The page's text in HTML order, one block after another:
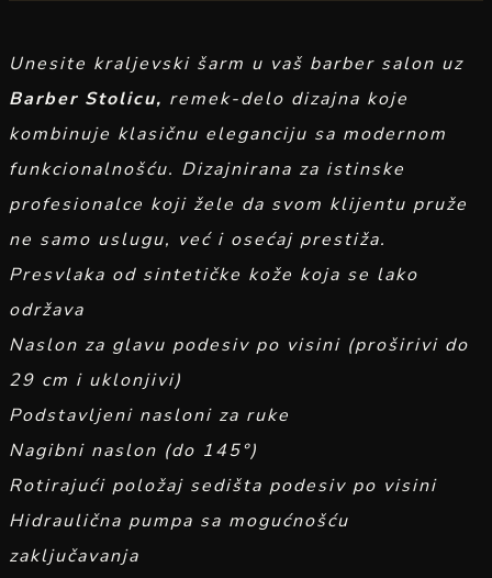
Unesite kraljevski šarm u vaš barber salon uz
Barber Stolicu, remek-delo dizajna koje
kombinuje klasičnu eleganciju sa modernom
funkcionalnošću. Dizajnirana za istinske
profesionalce koji žele da svom klijentu pruže
ne samo uslugu, već i osećaj prestiža.
Presvlaka od sintetičke kože koja se lako
održava
Naslon za glavu podesiv po visini (proširivi do
29 cm i uklonjivi)
Podstavljeni nasloni za ruke
Nagibni naslon (do 145°)
Rotirajući položaj sedišta podesiv po visini
Hidraulična pumpa sa mogućnošću
zaključavanja